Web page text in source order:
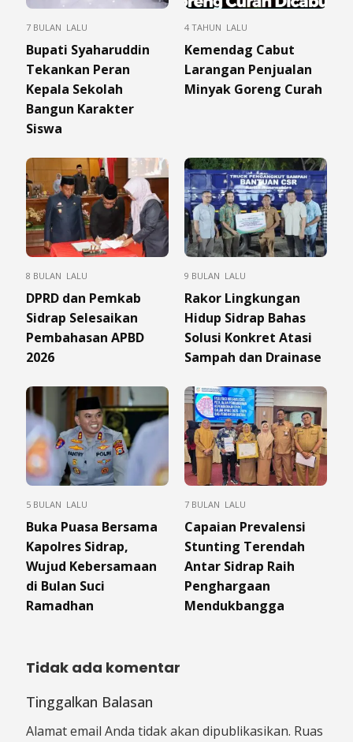
7 BULAN LALU
Bupati Syaharuddin
Tekankan Peran
Kepala Sekolah
Bangun Karakter
Siswa
4 TAHUN LALU
Kemendag Cabut
Larangan Penjualan
Minyak Goreng Curah
8 BULAN LALU
DPRD dan Pemkab
Sidrap Selesaikan
Pembahasan APBD
2026
9 BULAN LALU
Rakor Lingkungan
Hidup Sidrap Bahas
Solusi Konkret Atasi
Sampah dan Drainase
5 BULAN LALU
Buka Puasa Bersama
Kapolres Sidrap,
Wujud Kebersamaan
di Bulan Suci
Ramadhan
7 BULAN LALU
Capaian Prevalensi
Stunting Terendah
Antar Sidrap Raih
Penghargaan
Mendukbangga
Tidak ada komentar
Tinggalkan Balasan
Alamat email Anda tidak akan dipublikasikan. Ruas